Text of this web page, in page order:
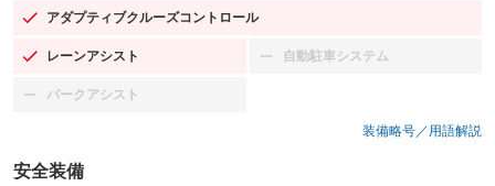
アダプティブクルーズコントロール
：装備あり
レーンアシスト
：装備あり 自動駐車システム
：装備なし
パークアシスト
：装備なし
装備略号／用語解説
安全装備